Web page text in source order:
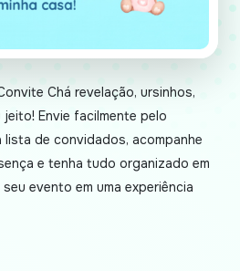
Chá revelação, ursinhos,
Envie facilmente pelo
de convidados, acompanhe
e tenha tudo organizado em
evento em uma experiência